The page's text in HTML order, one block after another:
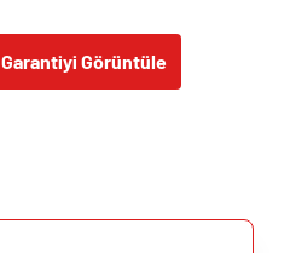
Garantiyi Görüntüle